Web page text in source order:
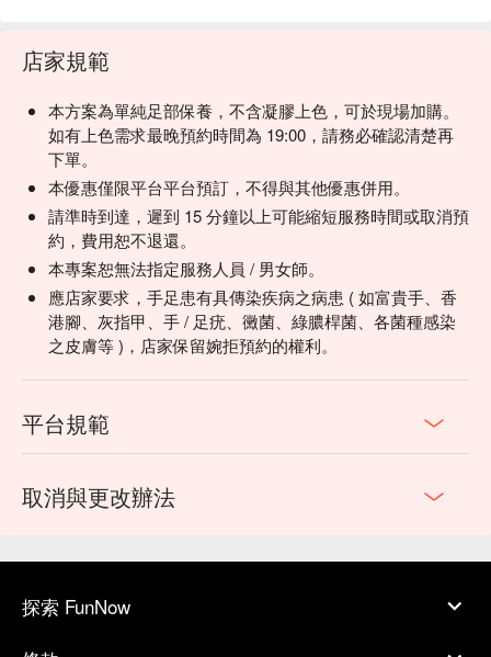
店家規範
本方案為單純足部保養，不含凝膠上色，可於現場加購。
如有上色需求最晚預約時間為 19:00，請務必確認清楚再
下單。
本優惠僅限平台平台預訂，不得與其他優惠併用。
請準時到達，遲到 15 分鐘以上可能縮短服務時間或取消預
約，費用恕不退還。
本專案恕無法指定服務人員 / 男女師。
應店家要求，手足患有具傳染疾病之病患 ( 如富貴手、香
港腳、灰指甲、手 / 足疣、黴菌、綠膿桿菌、各菌種感染
之皮膚等 )，店家保留婉拒預約的權利。
平台規範
取消與更改辦法
探索 FunNow